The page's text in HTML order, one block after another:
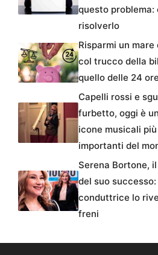
questo problema:
risolverlo
Risparmi un mare
col trucco della
quello delle 24 ore
Capelli rossi e
furbetto, oggi è
icone musicali più
importanti del
Serena Bortone,
del suo successo:
conduttrice lo
freni